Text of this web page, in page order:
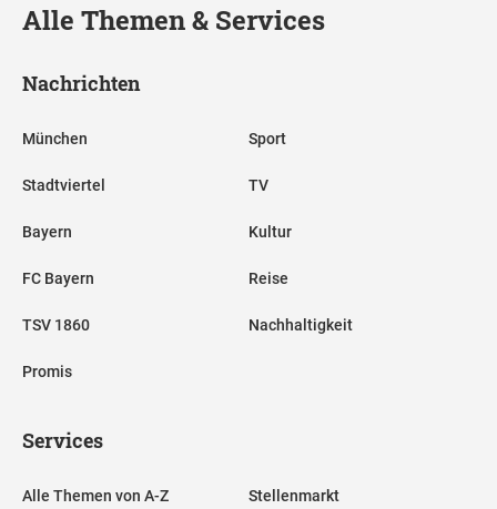
Alle Themen & Services
Nachrichten
München
Stadtviertel
Bayern
FC Bayern
TSV 1860
Promis
Sport
TV
Kultur
Reise
Nachhaltigkeit
Services
Alle Themen von A-Z Stellenmarkt